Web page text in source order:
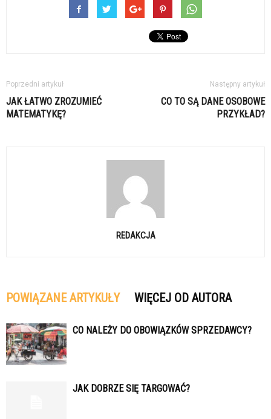
Poprzedni artykuł
JAK ŁATWO ZROZUMIEĆ
MATEMATYKĘ?
Następny artykuł
CO TO SĄ DANE OSOBOWE
PRZYKŁAD?
REDAKCJA
POWIĄZANE ARTYKUŁY WIĘCEJ OD AUTORA
CO NALEŻY DO OBOWIĄZKÓW SPRZEDAWCY?
JAK DOBRZE SIĘ TARGOWAĆ?